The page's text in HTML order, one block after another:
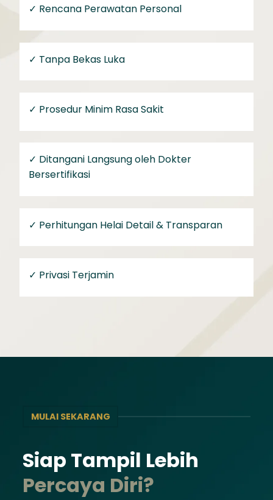
✓ Rencana Perawatan Personal
✓ Tanpa Bekas Luka
✓ Prosedur Minim Rasa Sakit
✓ Ditangani Langsung oleh Dokter
Bersertifikasi
✓ Perhitungan Helai Detail & Transparan
✓ Privasi Terjamin
MULAI SEKARANG
Siap Tampil Lebih
Percaya Diri?